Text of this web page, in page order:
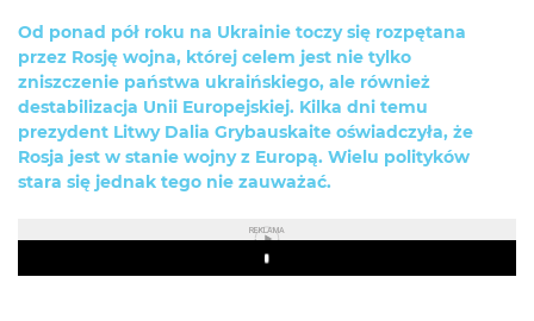
Od ponad pół roku na Ukrainie toczy się rozpętana
przez Rosję wojna, której celem jest nie tylko
zniszczenie państwa ukraińskiego, ale również
destabilizacja Unii Europejskiej. Kilka dni temu
prezydent Litwy Dalia Grybauskaite oświadczyła, że
Rosja jest w stanie wojny z Europą. Wielu polityków
stara się jednak tego nie zauważać.
REKLAMA
Play